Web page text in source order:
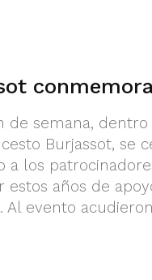
de semana,
Burjassot, se
a los
estos años de
Al evento